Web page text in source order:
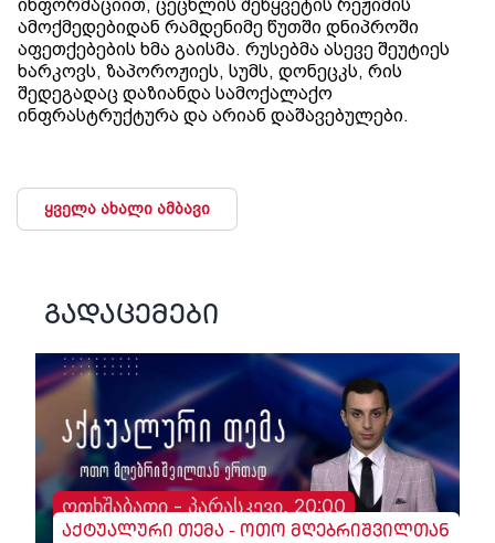
ინფორმაციით, ცეცხლის შეწყვეტის რეჟიმის
ამოქმედებიდან რამდენიმე წუთში დნიპროში
აფეთქებების ხმა გაისმა. რუსებმა ასევე შეუტიეს
ხარკოვს, ზაპოროჟიეს, სუმს, დონეცკს, რის
შედეგადაც დაზიანდა სამოქალაქო
ინფრასტრუქტურა და არიან დაშავებულები.
ყველა ახალი ამბავი
გადაცემები
ოთხშაბათი - პარასკევი, 20:00
აქტუალური თემა - ოთო მღებრიშვილთან